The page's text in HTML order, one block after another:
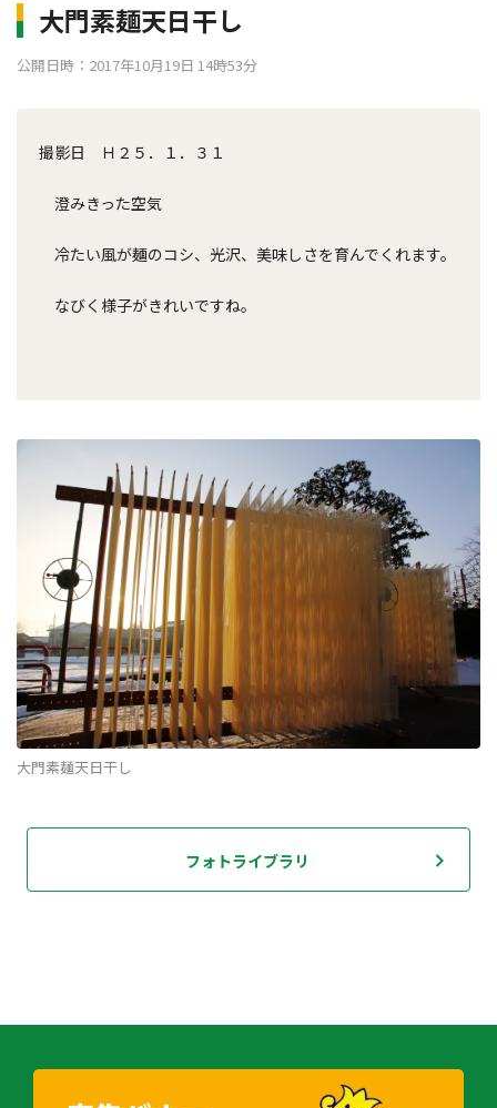
大門素麺天日干し
公開日時：2017年10月19日 14時53分
撮影日 Ｈ２５．１．３１
澄みきった空気
冷たい風が麺のコシ、光沢、美味しさを育んでくれます。
なびく様子がきれいですね。
大門素麺天日干し
フォトライブラリ